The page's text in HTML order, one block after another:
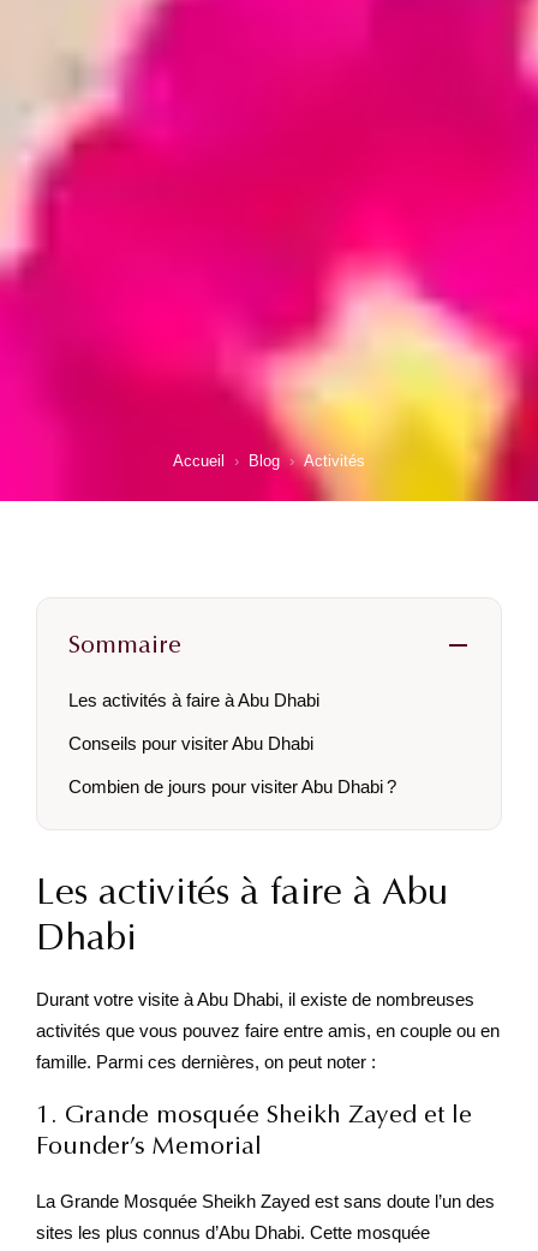
Accueil › Blog › Activités
Sommaire
Les activités à faire à Abu Dhabi
Conseils pour visiter Abu Dhabi
Combien de jours pour visiter Abu Dhabi ?
Les activités à faire à Abu
Dhabi
Durant votre visite à Abu Dhabi, il existe de nombreuses
activités que vous pouvez faire entre amis, en couple ou en
famille. Parmi ces dernières, on peut noter :
1. Grande mosquée Sheikh Zayed et le
Founder’s Memorial
La Grande Mosquée Sheikh Zayed est sans doute l’un des
sites les plus connus d’Abu Dhabi. Cette mosquée